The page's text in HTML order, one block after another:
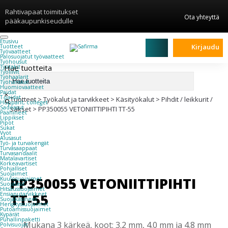
Rahtivapaat toimitukset
pääkaupunkiseudulle
Ota yhteyttä
Etusivu
Tuotteet
Työvaatteet
Palosuojatut työvaatteet
Työhousut
Työtakit
Työliivit
Työhaalarit
Työhanskat
Huomiovaatteet
Paidat
T-paidat
Hupparit, colleget
Sadeasut
Päähineet
Lippikset
Pipot
Sukat
Vyöt
Alusasut
Työ- ja turvakengät
Turvasaappaat
Turvasandaalit
Matalavartiset
Korkeavartiset
Pohjalliset
Suojaimet
Kuulosuojaimet
Suojalasit
Hitsaussuojaimet
Ensiaputarvikkeet
Suojakäsineet
Hengityssuojaimet
Putoamissuojaimet
Kypärät
Puhallinpaketti
Polvisuojat
Kirjaudu
Hae tuotteita
×
Tuotteet>Työkalut ja tarvikkeet > Käsityökalut > Pihdit / leikkurit /
sakset > PP350055 VETONIITTIPIHTI TT-55
PP350055 VETONIITTIPIHTI
TT-55
Mukana 3 kärkeä, koot: 3.2 mm, 4.0 mm ja 4.8 mm